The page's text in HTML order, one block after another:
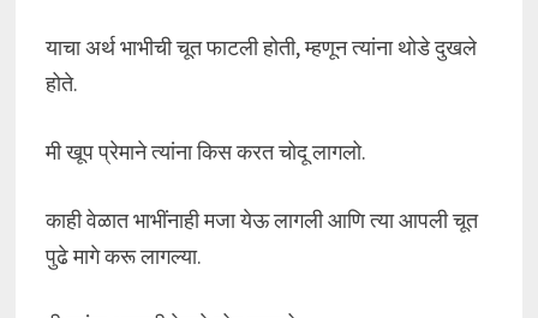
याचा अर्थ भाभीची चूत फाटली होती, म्हणून त्यांना थोडे दुखले
होते.
मी खूप प्रेमाने त्यांना किस करत चोदू लागलो.
काही वेळात भाभींनाही मजा येऊ लागली आणि त्या आपली चूत
पुढे मागे करू लागल्या.